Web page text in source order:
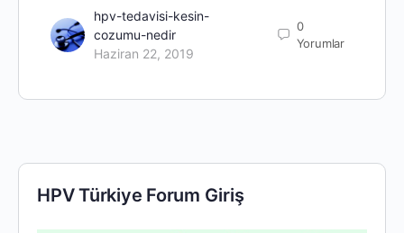
hpv-tedavisi-kesin-
cozumu-nedir
Haziran 22, 2019
0
Yorumlar
HPV Türkiye Forum Giriş